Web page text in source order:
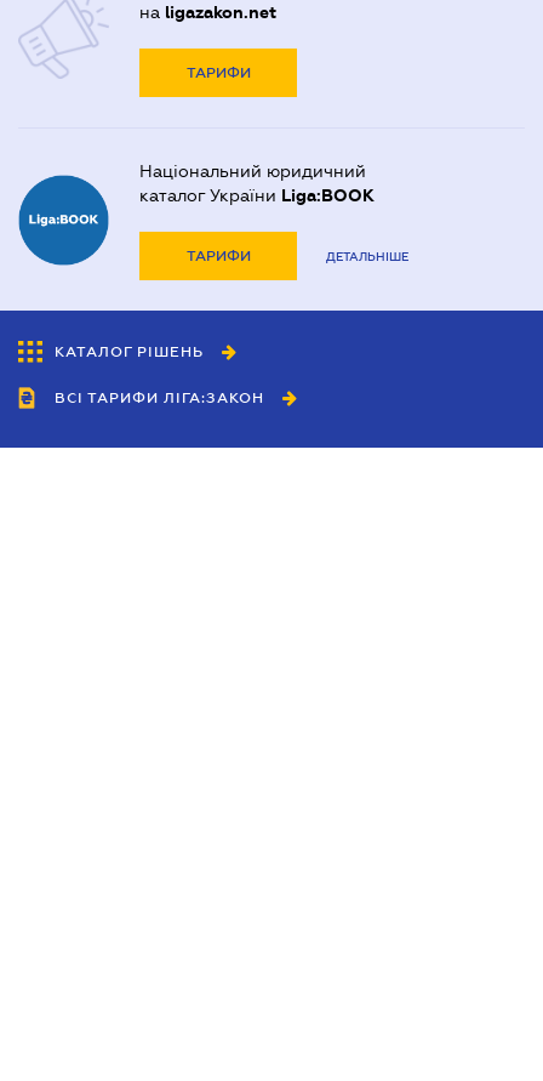
на ligazakon.net
ТАРИФИ
Національний юридичний
каталог України Liga:BOOK
ТАРИФИ ДЕТАЛЬНІШЕ
КАТАЛОГ РІШЕНЬ
ВСІ ТАРИФИ ЛІГА:ЗАКОН